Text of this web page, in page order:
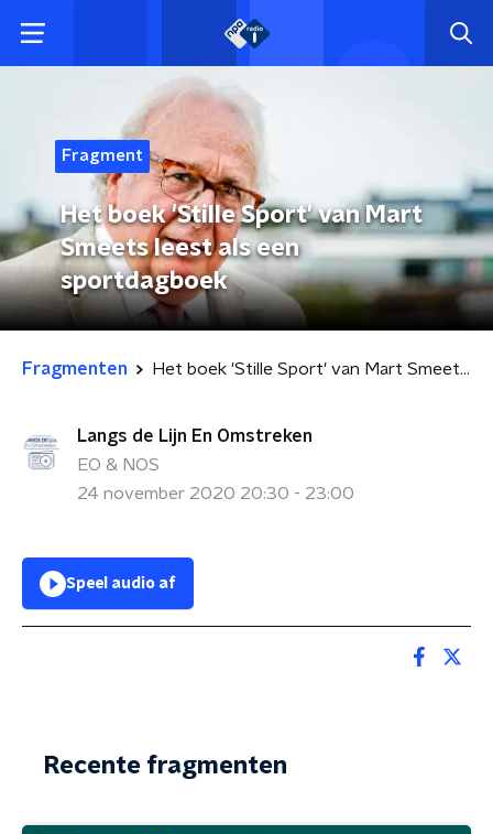
Fragment
Het boek 'Stille Sport' van Mart
Smeets leest als een
sportdagboek
Fragmenten Het boek 'Stille Sport' van Mart Smeets leest als een sportdagboek
Langs de Lijn En Omstreken
EO & NOS
24 november 2020 20:30 - 23:00
Speel audio af
Recente fragmenten